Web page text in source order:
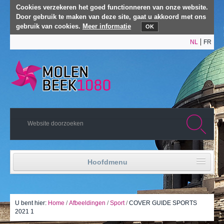
Cookies verzekeren het goed functionneren van onze website.
Door gebruik te maken van deze site, gaat u akkoord met ons
gebruik van cookies. Meer informatie OK
NL FR
Hoofdmenu
Politiek leven
U bent hier: Home /Afbeeldingen /Sport /COVER GUIDE SPORTS
2021 1